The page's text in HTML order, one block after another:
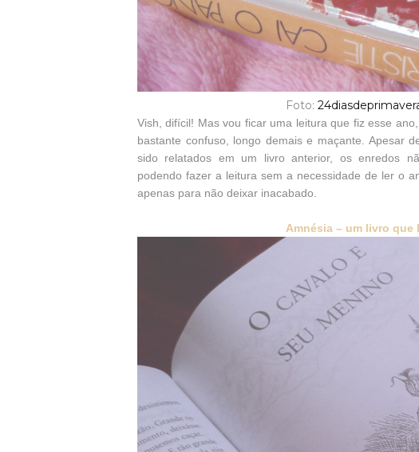
Foto:
Vish, difícil! Mas vou ficar uma leitura que fiz esse
bastante confuso, longo demais e maçante. Apesar
sido relatados em um livro anterior, os enredos
podendo fazer a leitura sem a necessidade de ler o
apenas para não deixar inacabado.
Amnésia – um livro que